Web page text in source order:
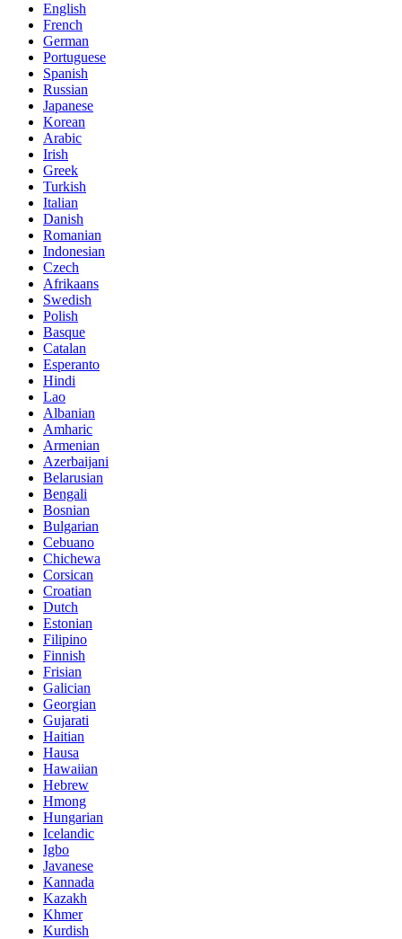
English
French
German
Portuguese
Spanish
Russian
Japanese
Korean
Arabic
Irish
Greek
Turkish
Italian
Danish
Romanian
Indonesian
Czech
Afrikaans
Swedish
Polish
Basque
Catalan
Esperanto
Hindi
Lao
Albanian
Amharic
Armenian
Azerbaijani
Belarusian
Bengali
Bosnian
Bulgarian
Cebuano
Chichewa
Corsican
Croatian
Dutch
Estonian
Filipino
Finnish
Frisian
Galician
Georgian
Gujarati
Haitian
Hausa
Hawaiian
Hebrew
Hmong
Hungarian
Icelandic
Igbo
Javanese
Kannada
Kazakh
Khmer
Kurdish